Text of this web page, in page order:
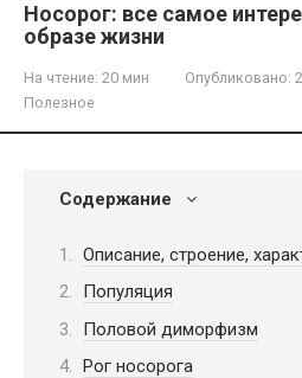
Носорог: все самое
образе жизни
На чтение: 20 мин Опубликовано:
Полезное
Содержание
Описание, строение,
Популяция
Половой диморфизм
Рог носорога